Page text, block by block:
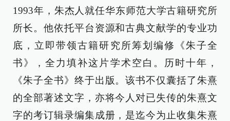
1993年，朱杰人就任华东师范大学古籍研究所
所长。他依托平台资源和古典文献学的专业功
底，立即带领古籍研究所筹划编修《朱子全
书》，全力填补这片学术空白。历时十年，
《朱子全书》终于出版。该书不仅囊括了朱熹
的全部著述文字，亦将今人对已失传的朱熹文
字的考订辑录编集成册，是迄今为止收集朱熹